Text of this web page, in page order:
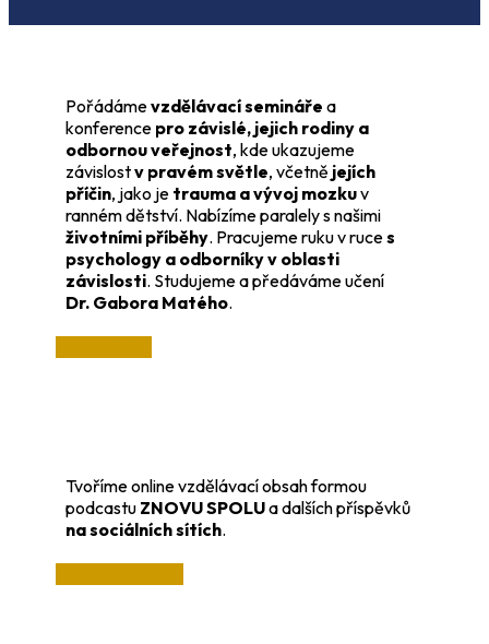
Pořádámevzdělávací semináře a
konference pro závislé, jejich rodiny a
odbornou veřejnost, kde ukazujeme
závislostv pravém světle, včetně jejích
příčin, jako je trauma a vývoj mozkuv
ranném dětství. Nabízíme paralely s našimi
životními příběhy. Pracujeme ruku v ruces
psychology a odborníky v oblasti
závislosti. Studujeme a předáváme učení
Dr. Gabora Matého.
Tvoříme online vzdělávací obsah formou
podcastu ZNOVU SPOLUa dalších příspěvků
na sociálních sítích.